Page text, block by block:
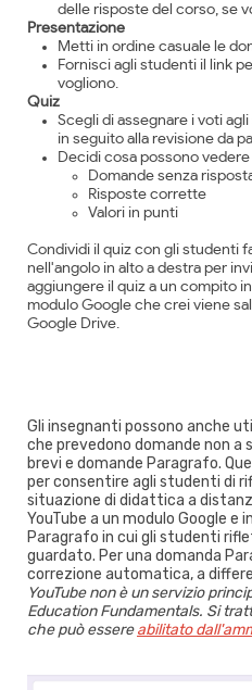
delle risposte del corso, se
Presentazione
Metti in ordine casuale le
Fornisci agli studenti il link
vogliono.
Quiz
Scegli di assegnare i voti
in seguito alla revisione da
Decidi cosa possono
Domande senza
Risposte corrette
Valori in punti
Condividi il quiz con gli studenti
nell'angolo in alto a destra per
aggiungere il quiz a un compito
modulo Google che crei viene
Google Drive.
Gli insegnanti possono anche
che prevedono domande non
brevi e domande Paragrafo.
per consentire agli studenti di
situazione di didattica a
YouTube a un modulo Google e
Paragrafo in cui gli studenti
guardato. Per una domanda
correzione automatica, a
YouTube non è un servizio
Education Fundamentals. Si
che può essereabilitato